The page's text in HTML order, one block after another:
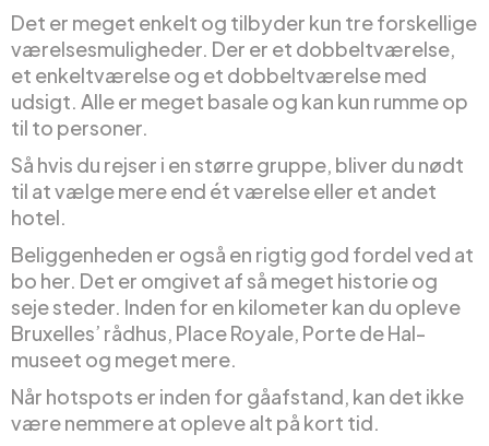
Det er meget enkelt og tilbyder kun tre forskellige
værelsesmuligheder. Der er et dobbeltværelse,
et enkeltværelse og et dobbeltværelse med
udsigt. Alle er meget basale og kan kun rumme op
til to personer.
Så hvis du rejser i en større gruppe, bliver du nødt
til at vælge mere end ét værelse eller et andet
hotel.
Beliggenheden er også en rigtig god fordel ved at
bo her. Det er omgivet af så meget historie og
seje steder. Inden for en kilometer kan du opleve
Bruxelles’ rådhus, Place Royale, Porte de Hal-
museet og meget mere.
Når hotspots er inden for gåafstand, kan det ikke
være nemmere at opleve alt på kort tid.